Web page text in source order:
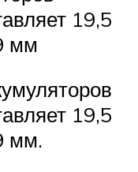
19,5
мм
19,5
мм.